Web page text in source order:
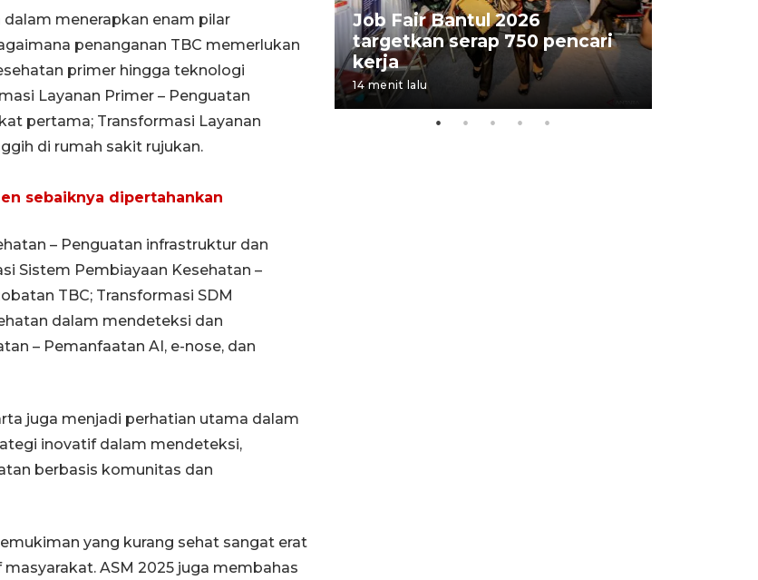
menerapkan enam pilar
penanganan TBC memerlukan
primer hingga teknologi
Layanan Primer – Penguatan
pertama; Transformasi Layanan
di rumah sakit rujukan.
sebaiknya dipertahankan
– Penguatan infrastruktur dan
Sistem Pembiayaan Kesehatan –
TBC; Transformasi SDM
dalam mendeteksi dan
– Pemanfaatan AI, e-nose, dan
juga menjadi perhatian utama dalam
inovatif dalam mendeteksi,
berbasis komunitas dan
yang kurang sehat sangat erat
ASM 2025 juga membahas
Pameran seni rupa karya
seniman neurodivergen
Job Fair Bantul 2026
targetkan serap 750 pencari
kerja
14 menit lalu